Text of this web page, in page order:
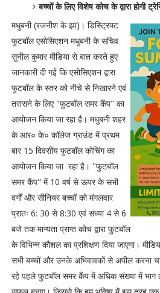
बच्चों के लिए विशेष कोच के द्वारा होगी
मधुबनी (रजनीश के झा)। डिस्ट्रिक्ट
फुटबॉल एसोसिएशन मधुबनी के सचिव
सुनील कुमार मीडिया से बात करते हुए
जानकारी दी गई कि एसोसिएशन द्वारा
फुटबॉल के स्तर को नीचे से निखारने एवं
तरासने के लिए "फुटबॉल समर कैंप" का
आयोजन किया जा रहा है। मधुबनी शहर
के आर० के० कॉलेज ग्राउंड में प्रथम
बार 15 दिवसीय फुटबॉल कोचिंग का
आयोजन किया जा रहा है। "फुटबॉल
समर कैंप" में 10 वर्ष से ऊपर के सभी
वर्गों और सीनियर बच्चों को मंगलवार
प्रातः 6: 30 से 8:30 एवं संध्या 4 से 6
बजे तक मान्यता प्राप्त कोच द्वारा फुटबॉल
के विभिन्न कौशल का प्रशिक्षण दिया जाएगा।
सभी बच्चों और उनके अभिवावकों से अपील करना
रहे पहले फुटबॉल समर कैंप में अधिक संख्या में